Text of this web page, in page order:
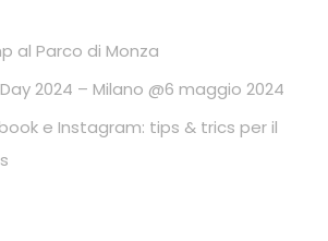
al Parco di Monza
2024 – Milano @6 maggio 2024
e Instagram: tips & trics per il